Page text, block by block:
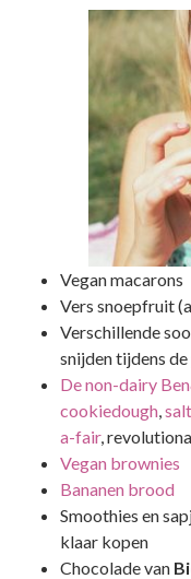
Vegan macarons
Vers snoepfruit
Verschillende
snijden tijdens
De non-dairy
cookiedough
a-fair,
Vegan brownies
Bananen brood
Smoothies en
klaar kopen
Chocolade van